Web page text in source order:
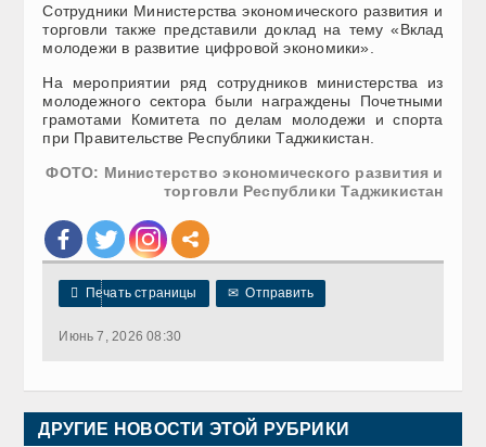
Сотрудники Министерства экономического развития и
торговли также представили доклад на тему «Вклад
молодежи в развитие цифровой экономики».
На мероприятии ряд сотрудников министерства из
молодежного сектора были награждены Почетными
грамотами Комитета по делам молодежи и спорта
при Правительстве Республики Таджикистан.
ФОТО: Министерство экономического развития и
торговли Республики Таджикистан
 Печать страницы ✉ Отправить
Июнь 7, 2026 08:30
ДРУГИЕ НОВОСТИ ЭТОЙ РУБРИКИ